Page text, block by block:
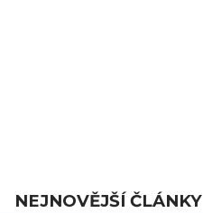
NEJNOVĚJŠÍ ČLÁNKY